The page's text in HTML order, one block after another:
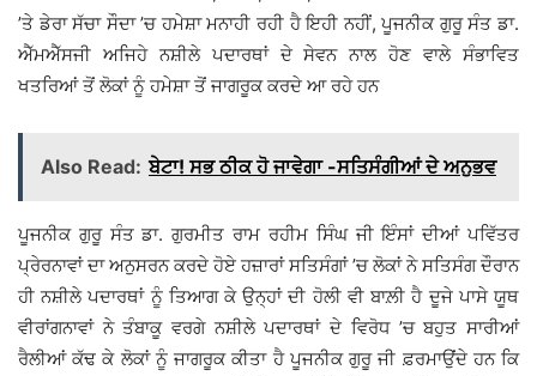
’ਤੇ ਡੇਰਾ ਸੱਚਾ ਸੌਦਾ ’ਚ ਹਮੇਸ਼ਾ ਮਨਾਹੀ ਰਹੀ ਹੈ ਇਹੀ ਨਹੀਂ, ਪੂਜਨੀਕ ਗੁਰੂ ਸੰਤ ਡਾ.
ਐੱਮਐੱਸਜੀ ਅਜਿਹੇ ਨਸ਼ੀਲੇ ਪਦਾਰਥਾਂ ਦੇ ਸੇਵਨ ਨਾਲ ਹੋਣ ਵਾਲੇ ਸੰਭਾਵਿਤ
ਖਤਰਿਆਂ ਤੋਂ ਲੋਕਾਂ ਨੂੰ ਹਮੇਸ਼ਾ ਤੋਂ ਜਾਗਰੂਕ ਕਰਦੇ ਆ ਰਹੇ ਹਨ
Also Read: ਬੇਟਾ! ਸਭ ਠੀਕ ਹੋ ਜਾਵੇਗਾ -ਸਤਿਸੰਗੀਆਂ ਦੇ ਅਨੁਭਵ
ਪੂਜਨੀਕ ਗੁਰੂ ਸੰਤ ਡਾ. ਗੁਰਮੀਤ ਰਾਮ ਰਹੀਮ ਸਿੰਘ ਜੀ ਇੰਸਾਂ ਦੀਆਂ ਪਵਿੱਤਰ
ਪ੍ਰੇਰਨਾਵਾਂ ਦਾ ਅਨੁਸਰਨ ਕਰਦੇ ਹੋਏ ਹਜ਼ਾਰਾਂ ਸਤਿਸੰਗਾਂ ’ਚ ਲੋਕਾਂ ਨੇ ਸਤਿਸੰਗ ਦੌਰਾਨ
ਹੀ ਨਸ਼ੀਲੇ ਪਦਾਰਥਾਂ ਨੂੰ ਤਿਆਗ ਕੇ ਉਨ੍ਹਾਂ ਦੀ ਹੋਲੀ ਵੀ ਬਾਲ਼ੀ ਹੈ ਦੂਜੇ ਪਾਸੇ ਯੂਥ
ਵੀਰਾਂਗਨਾਵਾਂ ਨੇ ਤੰਬਾਕੂ ਵਰਗੇ ਨਸ਼ੀਲੇ ਪਦਾਰਥਾਂ ਦੇ ਵਿਰੋਧ ’ਚ ਬਹੁਤ ਸਾਰੀਆਂ
ਰੈਲੀਆਂ ਕੱਢ ਕੇ ਲੋਕਾਂ ਨੂੰ ਜਾਗਰੂਕ ਕੀਤਾ ਹੈ ਪੂਜਨੀਕ ਗੁਰੂ ਜੀ ਫ਼ਰਮਾਉਂਦੇ ਹਨ ਕਿ